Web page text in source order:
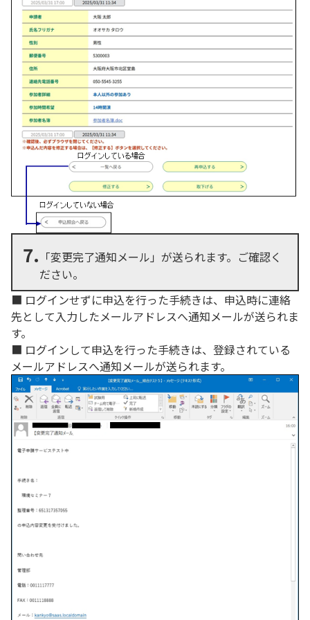
7. 「変更完了通知メール」が送られます。ご確認く
ださい。
■ ログインせずに申込を行った手続きは、申込時に連絡
先として入力したメールアドレスへ通知メールが送られま
す。
■ ログインして申込を行った手続きは、登録されている
メールアドレスへ通知メールが送られます。